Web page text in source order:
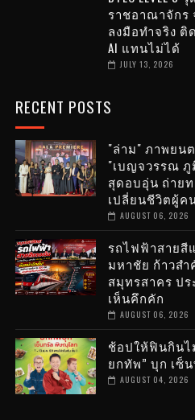
ราชอาณาจักร
ลงมือทำจริง
AI แทนไม่ได้
JULY 13, 2026
RECENT POSTS
"ล่าม" ภาพยน
"เบญจวรรณ ภู
สุดอบอุ่น ถ่าย
เปลี่ยนชีวิตผู้ค
AUGUST 06, 2026
รถไฟฟ้าสายสี
มหาชัย ก้าวส
สมุทรสาคร ป
เห็นคึกคัก
AUGUST 06, 2026
ช้อปให้ฟินกินไ
ยกทัพ” บุก เซ็
AUGUST 04, 2026